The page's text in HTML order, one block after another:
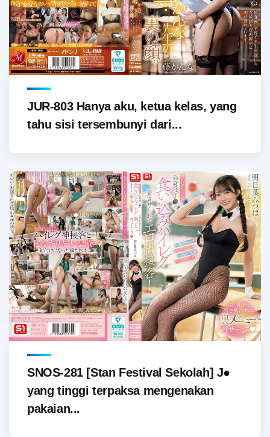
JUR-803 Hanya aku, ketua kelas, yang
tahu sisi tersembunyi dari...
SNOS-281 [Stan Festival Sekolah] J●
yang tinggi terpaksa mengenakan
pakaian...